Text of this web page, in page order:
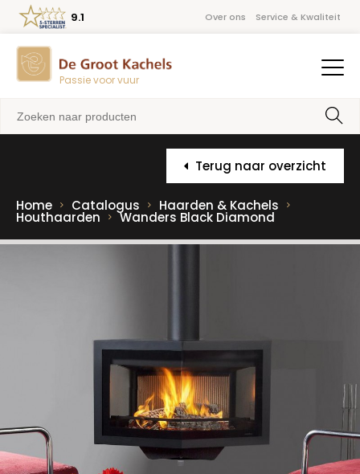
Over ons Service & Kwaliteit
Passie voor vuur
9.1
Terug naar overzicht
Home Catalogus Haarden & Kachels
Houthaarden Wanders Black Diamond